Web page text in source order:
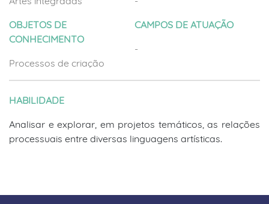
OBJETOS DE
CONHECIMENTO
Processos de criação
CAMPOS DE ATUAÇÃO
-
HABILIDADE
Analisar e explorar, em projetos temáticos, as relações
processuais entre diversas linguagens artísticas.